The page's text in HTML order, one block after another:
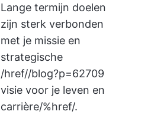
Lange termijn doelen
zijn sterk verbonden
met je missie en
strategische
/href//blog?p=62709
visie voor je leven en
carrière/%href/.